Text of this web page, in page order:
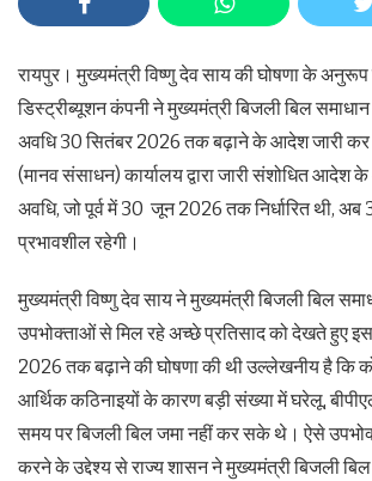
रायपुर। मुख्यमंत्री विष्णु देव साय की घोषणा के अनुरूप
डिस्ट्रीब्यूशन कंपनी ने मुख्यमंत्री बिजली बिल
अवधि 30 सितंबर 2026 तक बढ़ाने के आदेश जारी कर
(मानव संसाधन) कार्यालय द्वारा जारी संशोधित आदेश
अवधि, जो पूर्व में 30 जून 2026 तक निर्धारित थी,
प्रभावशील रहेगी।
मुख्यमंत्री विष्णु देव साय ने मुख्यमंत्री बिजली बिल
उपभोक्ताओं से मिल रहे अच्छे प्रतिसाद को देखते हुए
2026 तक बढ़ाने की घोषणा की थी उल्लेखनीय है कि
आर्थिक कठिनाइयों के कारण बड़ी संख्या में घरेलू,
समय पर बिजली बिल जमा नहीं कर सके थे। ऐसे
करने के उद्देश्य से राज्य शासन ने मुख्यमंत्री बिजली